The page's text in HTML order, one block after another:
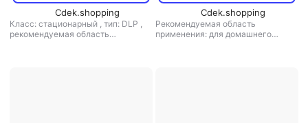
Cdek.shopping
Класс: стационарный , тип: DLP ,
рекомендуемая область
Cdek.shopping
Рекомендуемая область
применения: для домашнего